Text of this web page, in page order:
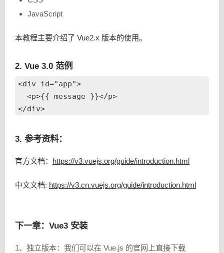
JavaScript
本教程主要介绍了 Vue2.x 版本的使用。
2. Vue 3.0 范例
<div id="app">
  <p>{{ message }}</p>
3. 参考资料：
官方文档： https://v3.vuejs.org/guide/introduction.html
中文文档: https://v3.cn.vuejs.org/guide/introduction.html
下一章：Vue3 安装
1、独立版本：我们可以在 Vue.js 的官网上直接下载